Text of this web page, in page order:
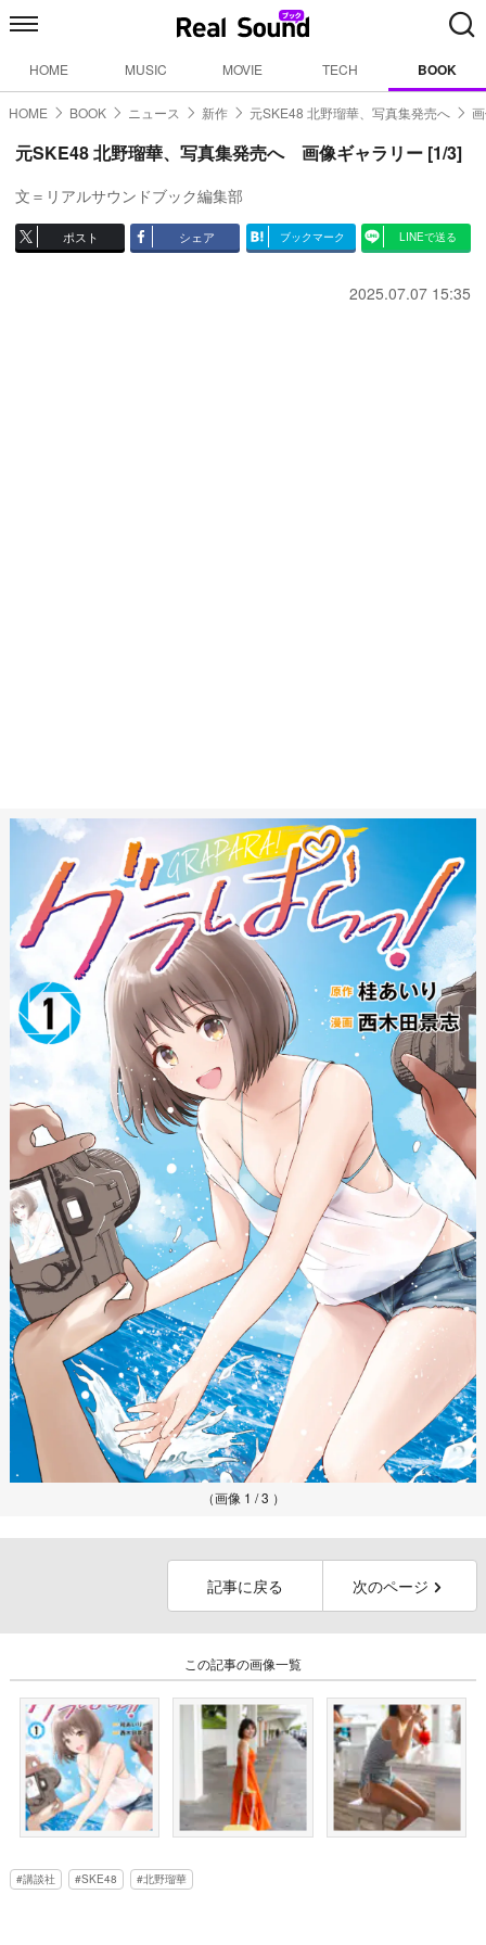
HOME MUSIC MOVIE TECH BOOK
HOME BOOK ニュース 新作 元SKE48 北野瑠華、写真集発売へ
元SKE48 北野瑠華、写真集発売へ 画像ギャラリー [1/3]
文＝リアルサウンドブック編集部
ポスト シェア ブックマーク LINEで送る
2025.07.07 15:35
（画像 1 / 3 ）
記事に戻る 次のページ
この記事の画像一覧
講談社 SKE48 北野瑠華